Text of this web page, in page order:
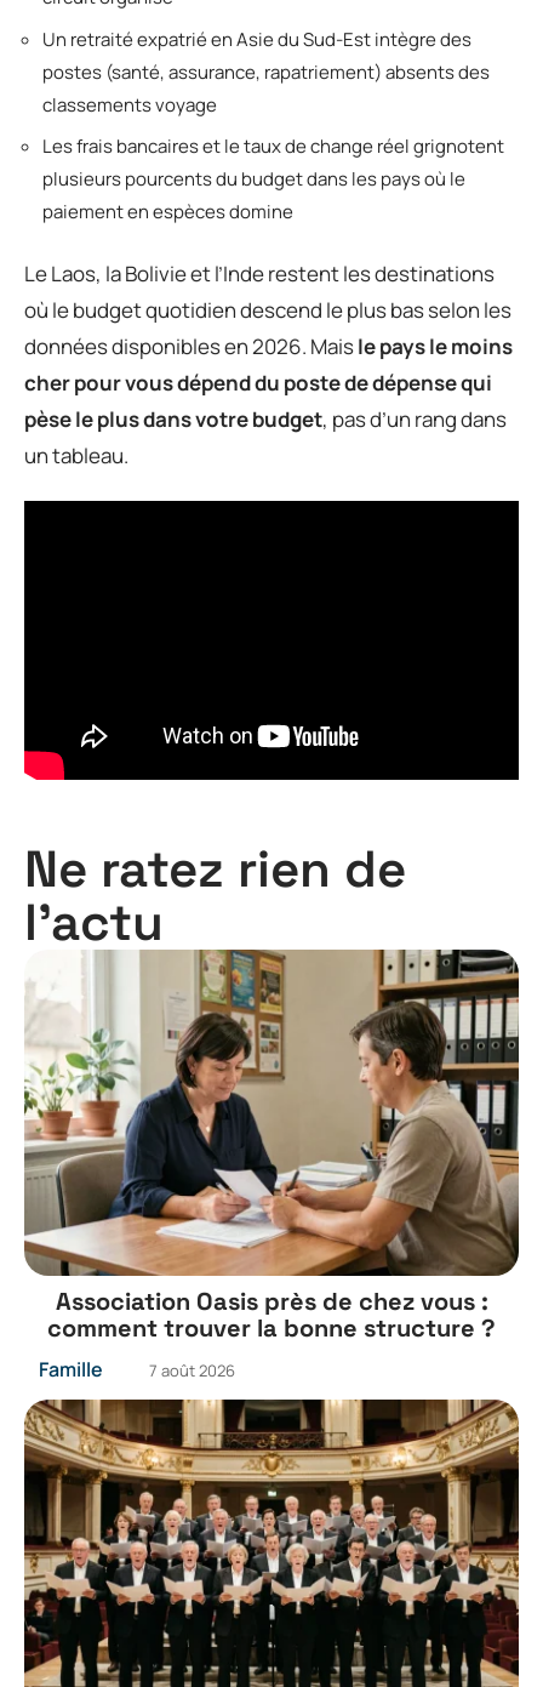
Un retraité expatrié en Asie du Sud-Est intègre des
postes (santé, assurance, rapatriement) absents des
classements voyage
Les frais bancaires et le taux de change réel grignotent
plusieurs pourcents du budget dans les pays où le
paiement en espèces domine
Le Laos, la Bolivie et l’Inde restent les destinations
où le budget quotidien descend le plus bas selon les
données disponibles en 2026. Maisle pays le moins
cher pour vous dépend du poste de dépense qui
pèse le plus dans votre budget, pas d’un rang dans
un tableau.
Ne ratez rien de
l'actu
Association Oasis près de chez vous :
comment trouver la bonne structure ?
Famille 7 août 2026